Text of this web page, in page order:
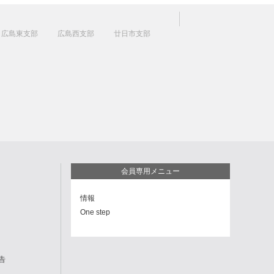
広島東支部 広島西支部 廿日市支部
会員専用メニュー
情報
One step